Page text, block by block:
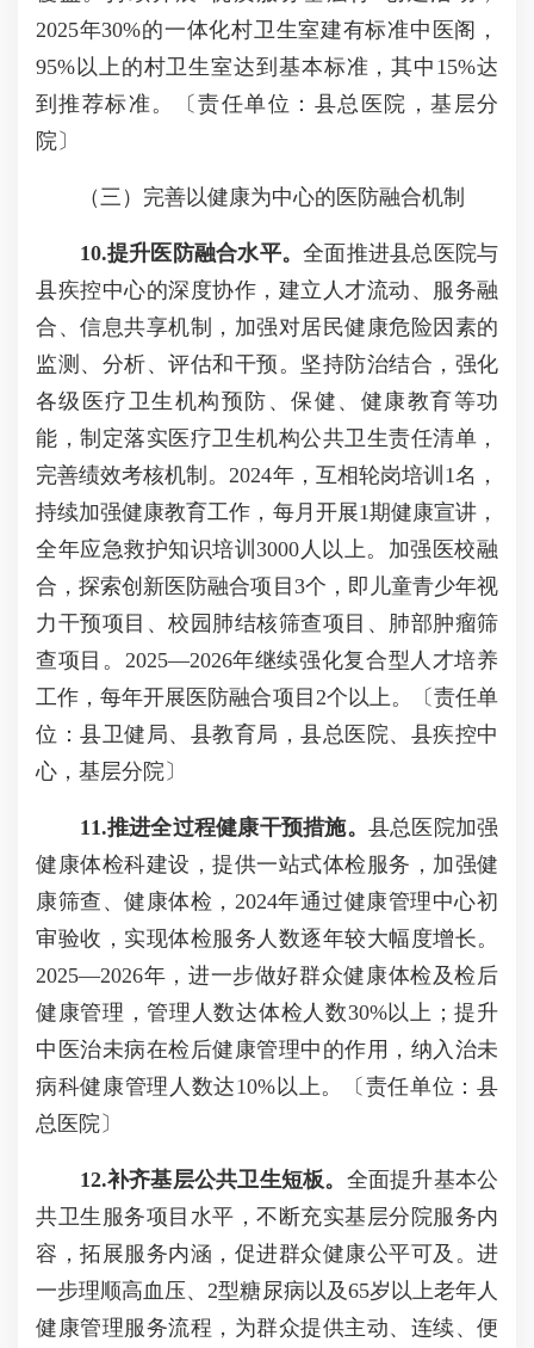
2025年30%的一体化村卫生室建有标准中医阁，
95%以上的村卫生室达到基本标准，其中15%达
到推荐标准。〔责任单位：县总医院，基层分
院〕
（三）完善以健康为中心的医防融合机制
10.提升医防融合水平。 全面推进县总医院与
县疾控中心的深度协作，建立人才流动、服务融
合、信息共享机制，加强对居民健康危险因素的
监测、分析、评估和干预。坚持防治结合，强化
各级医疗卫生机构预防、保健、健康教育等功
能，制定落实医疗卫生机构公共卫生责任清单，
完善绩效考核机制。2024年，互相轮岗培训1名，
持续加强健康教育工作，每月开展1期健康宣讲，
全年应急救护知识培训3000人以上。加强医校融
合，探索创新医防融合项目3个，即儿童青少年视
力干预项目、校园肺结核筛查项目、肺部肿瘤筛
查项目。2025—2026年继续强化复合型人才培养
工作，每年开展医防融合项目2个以上。〔责任单
位：县卫健局、县教育局，县总医院、县疾控中
心，基层分院〕
11.推进全过程健康干预措施。 县总医院加强
健康体检科建设，提供一站式体检服务，加强健
康筛查、健康体检，2024年通过健康管理中心初
审验收，实现体检服务人数逐年较大幅度增长。
2025—2026年，进一步做好群众健康体检及检后
健康管理，管理人数达体检人数30%以上；提升
中医治未病在检后健康管理中的作用，纳入治未
病科健康管理人数达10%以上。〔责任单位：县
总医院〕
12.补齐基层公共卫生短板。 全面提升基本公
共卫生服务项目水平，不断充实基层分院服务内
容，拓展服务内涵，促进群众健康公平可及。进
一步理顺高血压、2型糖尿病以及65岁以上老年人
健康管理服务流程，为群众提供主动、连续、便